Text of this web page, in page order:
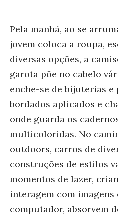
Pela manhã, ao se
jovem coloca a roupa,
diversas opções, a
garota põe no cabelo
enche-se de bijuterias e
bordados aplicados e
onde guarda os
multicoloridas. No
outdoors, carros de
construções de estilos
momentos de lazer,
interagem com imagens
computador, absorvem